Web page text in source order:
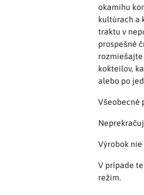
okamihu
kultúrach a
traktu v
prospešné
rozmiešajte
kokteilov,
alebo po
Všeobecné
Výrobok nie
V prípade
režim.